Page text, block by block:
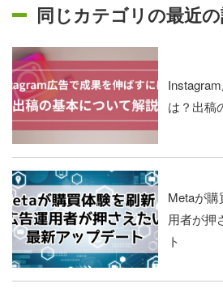
同じカテゴリの最近
は？出稿
Metaが
用者が押
ト